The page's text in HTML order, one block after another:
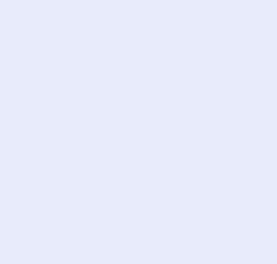
portage 哪个镜像里下载呢？